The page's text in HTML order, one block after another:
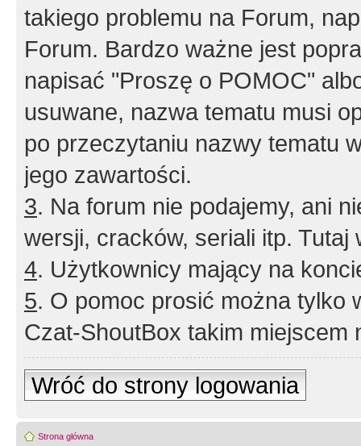
takiego problemu na Forum,
Forum. Bardzo ważne jest
napisać "Proszę o POMOC"
usuwane, nazwa tematu musi
po przeczytaniu nazwy tematu
jego zawartości.
3. Na forum nie podajemy, ani
wersji, cracków, seriali itp. Tutaj
4. Użytkownicy mający na
5. O pomoc prosić można tylko
Czat-ShoutBox takim miejscem
Wróć do strony logowania
Strona główna